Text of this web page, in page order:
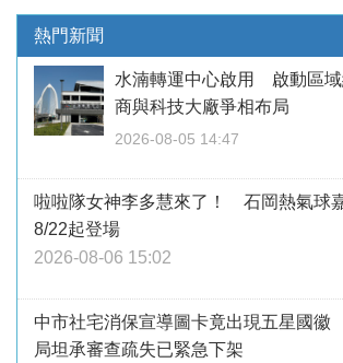
熱門新聞
水湳轉運中心啟用 啟動區
商與科技大廠爭相布局
2026-08-05 14:47
啦啦隊女神李多慧來了！ 石岡熱氣球
8/22起登場
2026-08-06 15:02
中市社宅消保宣導圖卡竟出現五星國
局坦承審查疏失已緊急下架